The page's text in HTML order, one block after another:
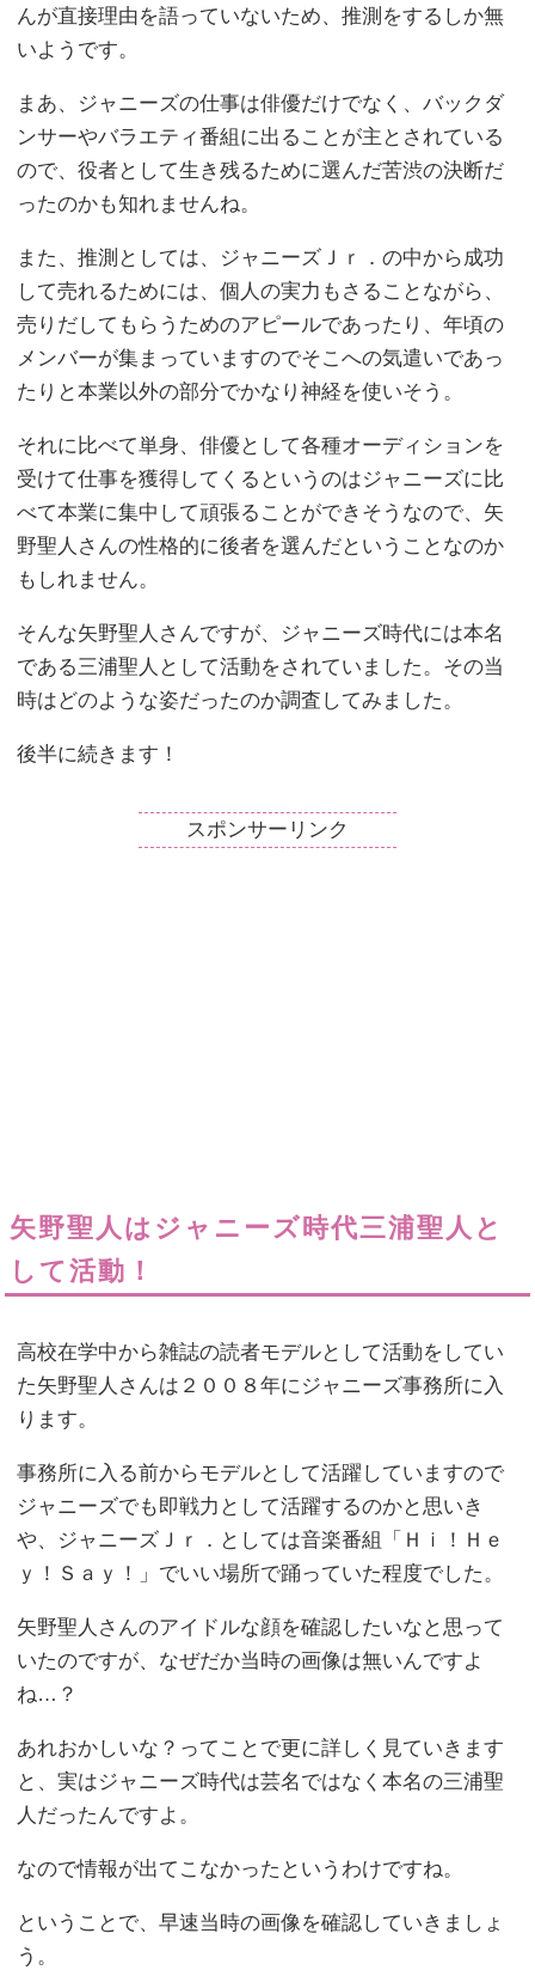
んが直接理由を語っていないため、推測をするしか無
いようです。
まあ、ジャニーズの仕事は俳優だけでなく、バックダ
ンサーやバラエティ番組に出ることが主とされている
ので、役者として生き残るために選んだ苦渋の決断だ
ったのかも知れませんね。
また、推測としては、ジャニーズＪｒ．の中から成功
して売れるためには、個人の実力もさることながら、
売りだしてもらうためのアピールであったり、年頃の
メンバーが集まっていますのでそこへの気遣いであっ
たりと本業以外の部分でかなり神経を使いそう。
それに比べて単身、俳優として各種オーディションを
受けて仕事を獲得してくるというのはジャニーズに比
べて本業に集中して頑張ることができそうなので、矢
野聖人さんの性格的に後者を選んだということなのか
もしれません。
そんな矢野聖人さんですが、ジャニーズ時代には本名
である三浦聖人として活動をされていました。その当
時はどのような姿だったのか調査してみました。
後半に続きます！
スポンサーリンク
矢野聖人はジャニーズ時代三浦聖人と
して活動！
高校在学中から雑誌の読者モデルとして活動をしてい
た矢野聖人さんは２００８年にジャニーズ事務所に入
ります。
事務所に入る前からモデルとして活躍していますので
ジャニーズでも即戦力として活躍するのかと思いき
や、ジャニーズＪｒ．としては音楽番組「Ｈｉ！Ｈｅ
ｙ！Ｓａｙ！」でいい場所で踊っていた程度でした。
矢野聖人さんのアイドルな顔を確認したいなと思って
いたのですが、なぜだか当時の画像は無いんですよ
ね…？
あれおかしいな？ってことで更に詳しく見ていきます
と、実はジャニーズ時代は芸名ではなく本名の三浦聖
人だったんですよ。
なので情報が出てこなかったというわけですね。
ということで、早速当時の画像を確認していきましょ
う。